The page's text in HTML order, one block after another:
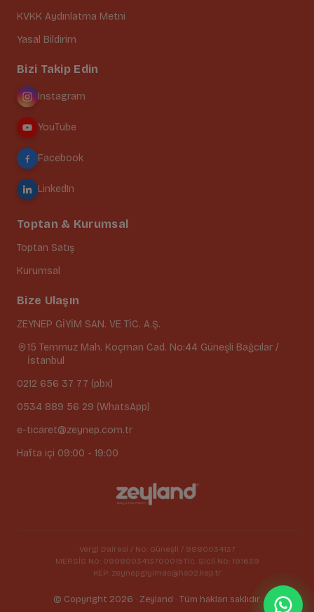
KVKK Aydınlatma Metni
Yasal Bildirim
Bizi Takip Edin
Instagram
YouTube
Facebook
LinkedIn
Toptan & Kurumsal
Toptan Satış
Kurumsal
Bize Ulaşın
ZEYNEP GİYİM SAN. VE TİC. A.Ş.
15 Temmuz Mah. Koçman Cad. No:44 Güneşli Bağcılar /
İstanbul
0212 656 37 77 (pbx)
0534 889 56 29 (WhatsApp)
e-ticaret@zeynep.com.tr
Hafta içi 09:00 - 19:00
Vergi Dairesi / No: Güneşli / 9980034137
MERSİS No: 0998003413700015Tic. Sicil No: 191639
KEP: zeynepgiyimas@hs02.kep.tr
© Copyright 2026 · Zeyland · Tüm hakları saklıdır.